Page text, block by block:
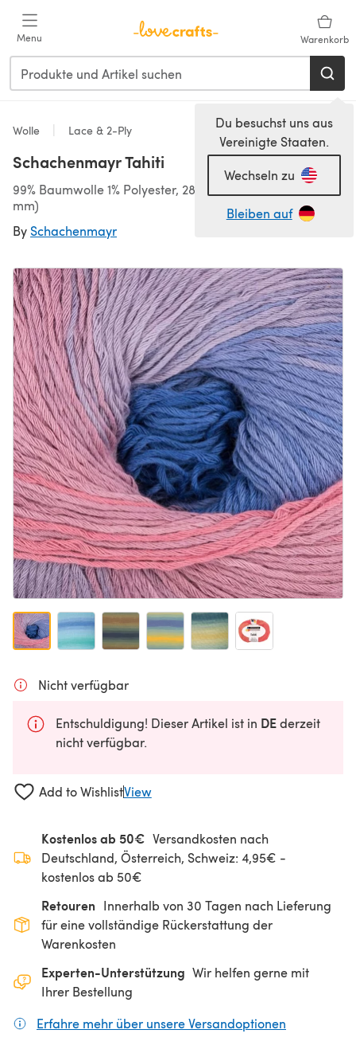
Menu Warenkorb
Du besuchst uns aus
Vereinigte Staaten.
Wechseln zu
Bleiben auf
Wolle Lace & 2-Ply
Schachenmayr Tahiti
99% Baumwolle 1% Polyester, 280m/50g, Lace (2,00-2,50
mm)
By Schachenmayr
Nicht verfügbar
Entschuldigung! Dieser Artikel ist in DEderzeit
nicht verfügbar.
Add to WishlistView
Kostenlos ab 50€ Versandkosten nach
Deutschland, Österreich, Schweiz: 4,95€ -
kostenlos ab 50€
Retouren Innerhalb von 30 Tagen nach Lieferung
für eine vollständige Rückerstattung der
Warenkosten
Experten-Unterstützung Wir helfen gerne mit
Ihrer Bestellung
Erfahre mehr über unsere Versandoptionen